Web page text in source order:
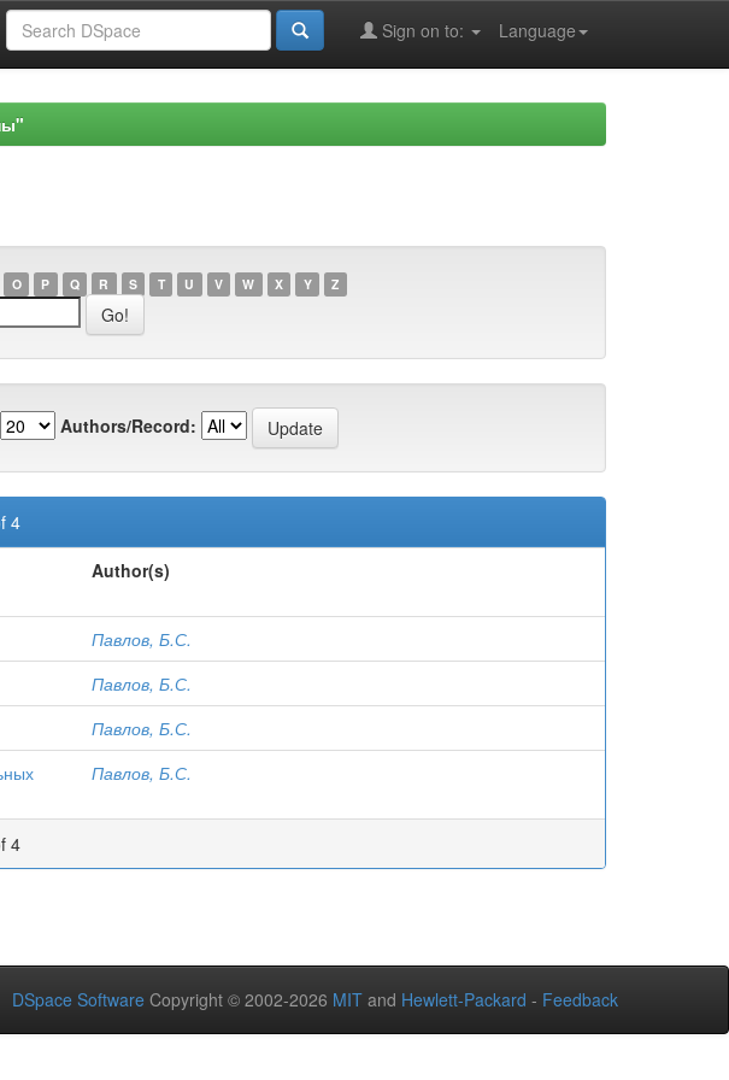
Language
Sign on to:
O P Q R S T U V W X Y Z
Authors/Record:
4
Author(s)
Павлов, Б.С.
Павлов, Б.С.
Павлов, Б.С.
Павлов, Б.С.
4
DSpace Software Copyright © 2002-2026 MIT and Hewlett-Packard - Feedback